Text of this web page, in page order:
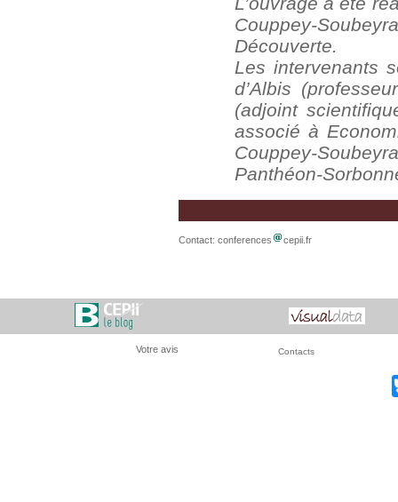
Couppey-
Découverte.
Les intervenants
d’Albis
(adjoint
associé à
Couppey-
Panthéon-
Contact: conferences cepii.fr
Votre avis Contacts